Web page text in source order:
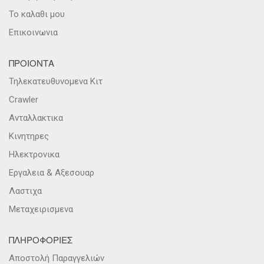
Το καλαθι μου
Επικοινωνια
ΠΡΟΙΟΝΤΑ
Τηλεκατευθυνομενα Κιτ
Crawler
Ανταλλακτικα
Κινητηρες
Ηλεκτρονικα
Εργαλεια & Αξεσουαρ
Λαστιχα
Μεταχειρισμενα
ΠΛΗΡΟΦΟΡΙΕΣ
Αποστολή Παραγγελιών